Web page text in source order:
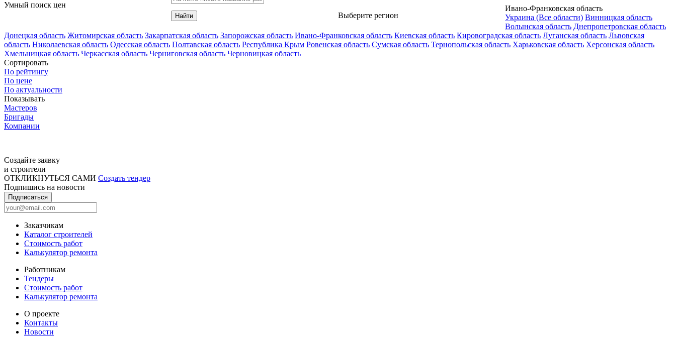
Умный поиск цен
Найти Выберите регион
Ивано-Франковская область
Украина (Все области) Винницкая область
Волынская область Днепропетровская область
Донецкая область Житомирская область Закарпатская область Запорожская область Ивано-Франковская область Киевская область Кировоградская область Луганская область Львовская
область Николаевская область Одесская область Полтавская область Республика Крым Ровенская область Сумская область Тернопольская область Харьковская область Херсонская область
Хмельницкая область Черкасская область Черниговская область Черновицкая область
Сортировать
По рейтингу
По цене
По актуальности
Показывать
Мастеров
Бригады
Компании
Создайте заявку
и строители
ОТКЛИКНУТЬСЯ САМИ Создать тендер
Подпишись на новости
Подписаться
Заказчикам
Каталог строителей
Стоимость работ
Калькулятор ремонта
Работникам
Тендеры
Стоимость работ
Калькулятор ремонта
О проекте
Контакты
Новости